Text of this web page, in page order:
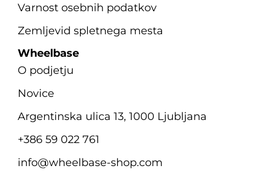
Varnost osebnih podatkov
Zemljevid spletnega mesta
Wheelbase
O podjetju
Novice
Argentinska ulica 13, 1000 Ljubljana
+386 59 022 761
info@wheelbase-shop.com